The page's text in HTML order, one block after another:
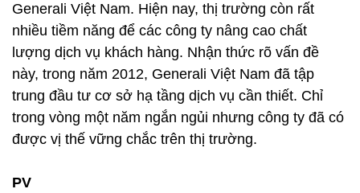
Generali Việt Nam. Hiện nay, thị trường còn rất
nhiều tiềm năng để các công ty nâng cao chất
lượng dịch vụ khách hàng. Nhận thức rõ vấn đề
này, trong năm 2012, Generali Việt Nam đã tập
trung đầu tư cơ sở hạ tầng dịch vụ cần thiết. Chỉ
trong vòng một năm ngắn ngủi nhưng công ty đã có
được vị thế vững chắc trên thị trường.
PV